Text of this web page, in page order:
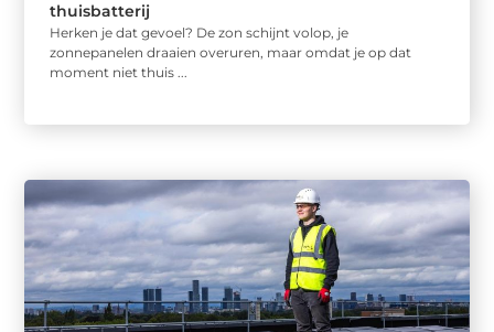
thuisbatterij
Herken je dat gevoel? De zon schijnt volop, je
zonnepanelen draaien overuren, maar omdat je op dat
moment niet thuis ...